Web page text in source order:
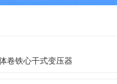
卷铁心干式变压器